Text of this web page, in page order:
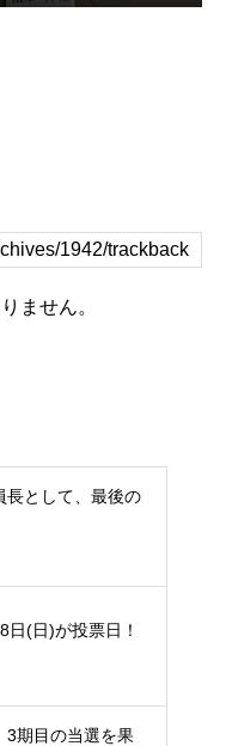
ません。
長として、最後の
日(日)が投票日！
3期目の当選を果